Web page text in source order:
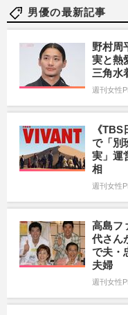
男優の最新記事
野村周
実と熱
三角水
週刊女性
《
で「別
実」運
相
週刊女性
高島フ
代さん
で夫・
夫婦
週刊女性